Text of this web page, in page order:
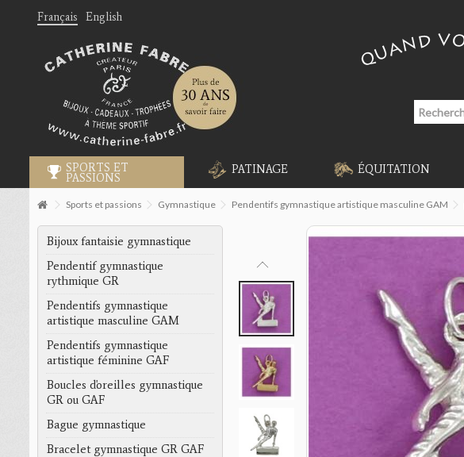
Français English
SPORTS ET
PASSIONS
PATINAGE ÉQUITATION
Sports et passions Gymnastique Pendentifs gymnastique artistique masculine GAM
Bijoux fantaisie gymnastique
Pendentif gymnastique
rythmique GR
Pendentifs gymnastique
artistique masculine GAM
Pendentifs gymnastique
artistique féminine GAF
Boucles d'oreilles gymnastique
GR ou GAF
Bague gymnastique
Bracelet gymnastique GR GAF